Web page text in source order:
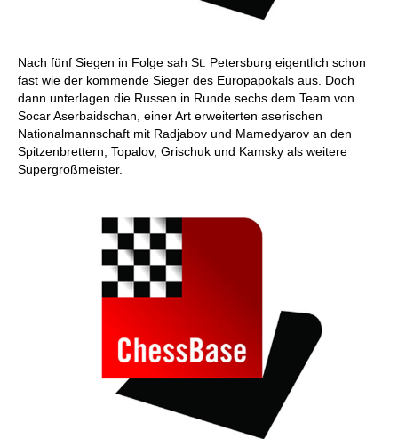
Nach fünf Siegen in Folge sah St. Petersburg eigentlich schon
fast wie der kommende Sieger des Europapokals aus. Doch
dann unterlagen die Russen in Runde sechs dem Team von
Socar Aserbaidschan, einer Art erweiterten aserischen
Nationalmannschaft mit Radjabov und Mamedyarov an den
Spitzenbrettern, Topalov, Grischuk und Kamsky als weitere
Supergroßmeister.